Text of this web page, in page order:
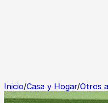
Inicio/Casa y Hogar/Otros